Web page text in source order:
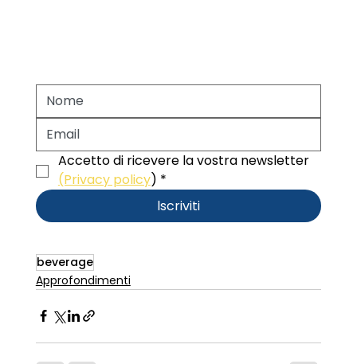
Accetto di ricevere la vostra newsletter
(Privacy policy) *
lscriviti
beverage
Approfondimenti